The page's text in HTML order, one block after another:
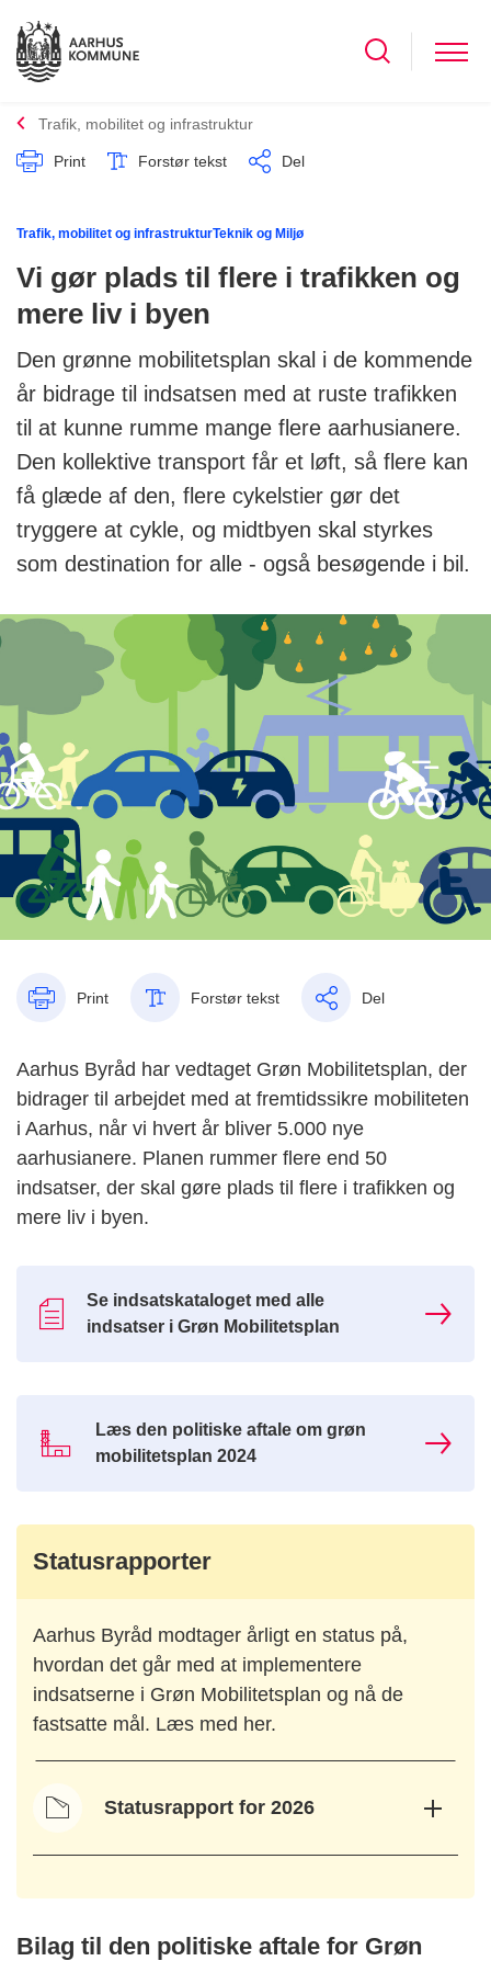
Trafik, mobilitet og infrastruktur
Print Forstør tekst Del
Trafik, mobilitet og infrastrukturTeknik og Miljø
Vi gør plads til flere i trafikken og
mere liv i byen
Den grønne mobilitetsplan skal i de kommende
år bidrage til indsatsen med at ruste trafikken
til at kunne rumme mange flere aarhusianere.
Den kollektive transport får et løft, så flere kan
få glæde af den, flere cykelstier gør det
tryggere at cykle, og midtbyen skal styrkes
som destination for alle - også besøgende i bil.
Print Forstør tekst Del
Aarhus Byråd har vedtaget Grøn Mobilitetsplan, der
bidrager til arbejdet med at fremtidssikre mobiliteten
i Aarhus, når vi hvert år bliver 5.000 nye
aarhusianere. Planen rummer flere end 50
indsatser, der skal gøre plads til flere i trafikken og
mere liv i byen.
Se indsatskataloget med alle
indsatser i Grøn Mobilitetsplan
Læs den politiske aftale om grøn
mobilitetsplan 2024
Statusrapporter
Aarhus Byråd modtager årligt en status på,
hvordan det går med at implementere
indsatserne i Grøn Mobilitetsplan og nå de
fastsatte mål. Læs med her.
Statusrapport for 2026
Bilag til den politiske aftale for Grøn